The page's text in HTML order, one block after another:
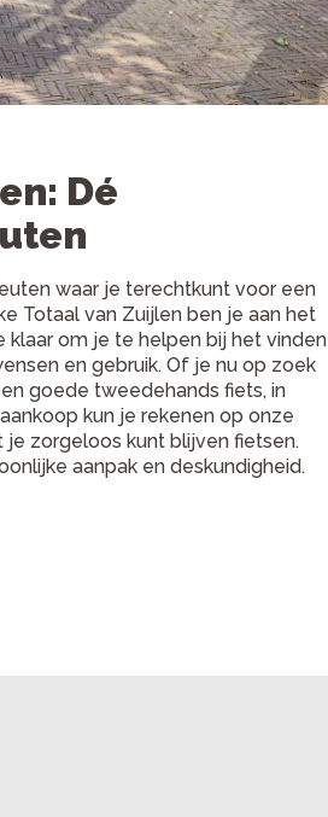
Dé
waar je terechtkunt voor een
Totaal van Zuijlen ben je aan het
klaar om je te helpen bij het vinden
en gebruik. Of je nu op zoek
goede tweedehands fiets, in
kun je rekenen op onze
zorgeloos kunt blijven fietsen.
aanpak en deskundigheid.